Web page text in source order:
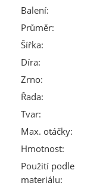
Balení:
Průměr:
Šířka:
Díra:
Zrno:
Řada:
Tvar:
Max. otáčky:
Hmotnost:
Použití podle
materiálu: